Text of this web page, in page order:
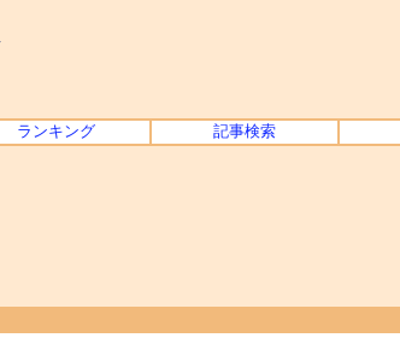
ランキング 記事検索